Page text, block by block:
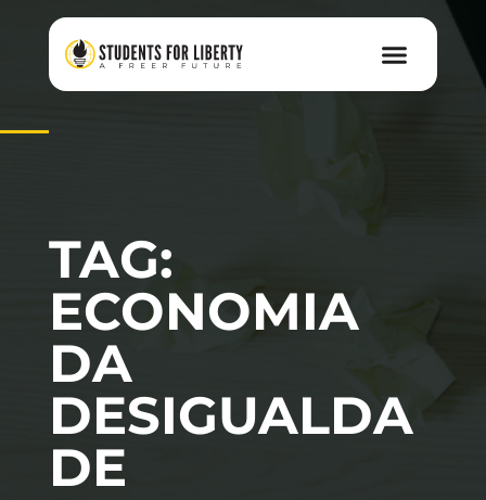
TAG:
ECONOMIA
DA
DESIGUALDA
DE